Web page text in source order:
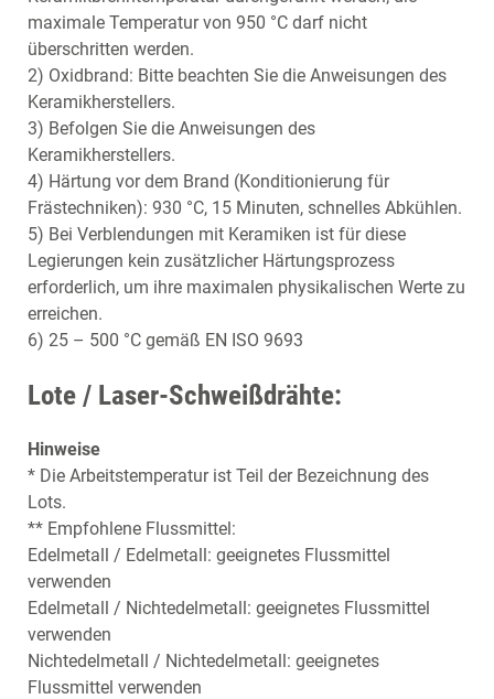
maximale Temperatur von 950 °C darf nicht
überschritten werden.
2) Oxidbrand: Bitte beachten Sie die Anweisungen des
Keramikherstellers.
3) Befolgen Sie die Anweisungen des
Keramikherstellers.
4) Härtung vor dem Brand (Konditionierung für
Frästechniken): 930 °C, 15 Minuten, schnelles Abkühlen.
5) Bei Verblendungen mit Keramiken ist für diese
Legierungen kein zusätzlicher Härtungsprozess
erforderlich, um ihre maximalen physikalischen Werte zu
erreichen.
6) 25 – 500 °C gemäß EN ISO 9693
Lote / Laser-Schweißdrähte:
Hinweise
* Die Arbeitstemperatur ist Teil der Bezeichnung des
Lots.
** Empfohlene Flussmittel:
Edelmetall / Edelmetall: geeignetes Flussmittel
verwenden
Edelmetall / Nichtedelmetall: geeignetes Flussmittel
verwenden
Nichtedelmetall / Nichtedelmetall: geeignetes
Flussmittel verwenden